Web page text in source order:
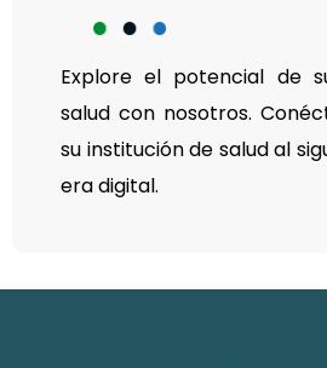
Explore el potencial de
salud con nosotros.
su institución de salud al
era digital.